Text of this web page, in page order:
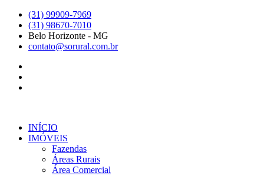
para
conteúdo
(31) 99909-7969
(31) 98670-7010
Belo Horizonte - MG
contato@sorural.com.br
INÍCIO
IMÓVEIS
Fazendas
Áreas Rurais
Área Comercial